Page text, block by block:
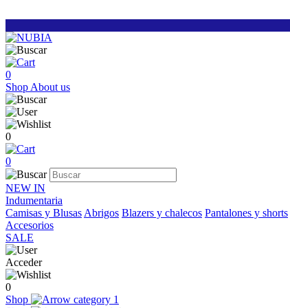
0
Shop About us
0
0
NEW IN
Indumentaria
Camisas y Blusas Abrigos Blazers y chalecos Pantalones y shorts
Accesorios
SALE
Acceder
0
Shop